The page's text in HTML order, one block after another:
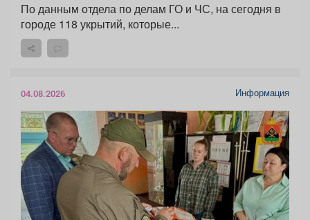
По данным отдела по делам ГО и ЧС, на сегодня в
городе 118 укрытий, которые...
04.08.2026 Информация